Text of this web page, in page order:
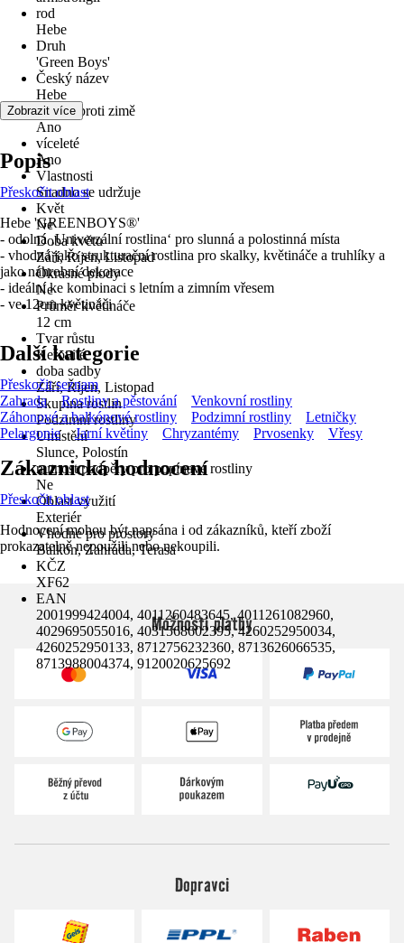
rod
Hebe
Druh
'Green Boys'
Český název
Hebe
odolné proti zimě
Ano
víceleté
Ano
Vlastnosti
Snadno se udržuje
Květ
Ne
Doba květu
Září, Říjen, Listopad
Okrasné plody
Ne
Průměr květináče
12 cm
Tvar růstu
Keřovité
doba sadby
Září, Říjen, Listopad
Skupina rostlin
Podzimní rostliny
Umístění
Slunce, Polostín
nutnost podpěry pro popínavé rostliny
Ne
Oblast využití
Exteriér
Vhodné pro prostory
Balkón, Zahrada, Terasa
KČZ
XF62
EAN
2001999424004, 4011260483645, 4011261082960,
4029695055016, 4031568602395, 4260252950034,
4260252950133, 8712756232360, 8713626066535,
8713988004374, 9120020625692
Zobrazit více
Popis
Přeskočit oblast
Hebe 'GREENBOYS®'
- odolná ‚Univerzální rostlina‘ pro slunná a polostinná místa
- vhodná jako strukturační rostlina pro skalky, květináče a truhlíky a
jako náhrobní dekorace
- ideální ke kombinaci s letním a zimním vřesem
- ve 12cm květináči
Další kategorie
Přeskočit seznam
Zahrada
Rostliny a pěstování
Venkovní rostliny
Záhonové a balkónové rostliny
Podzimní rostliny
Letničky
Pelargonie
Jarní květiny Chryzantémy Prvosenky Vřesy
Zákaznická hodnocení
Přeskočit oblast
Hodnocení mohou být napsána i od zákazníků, kteří zboží
prokazatelně nepoužili nebo nekoupili.
Možnosti platby
Dopravci